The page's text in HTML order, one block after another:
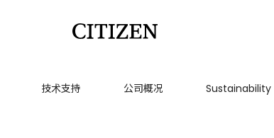
技术支持 公司概况 Sustainability